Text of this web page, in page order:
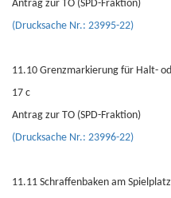
Antrag zur TO (SPD-Fraktion)
(Drucksache Nr.: 23995-22)
11.10 Grenzmarkierung für Halt-
17 c
Antrag zur TO (SPD-Fraktion)
(Drucksache Nr.: 23996-22)
11.11 Schraffenbaken am